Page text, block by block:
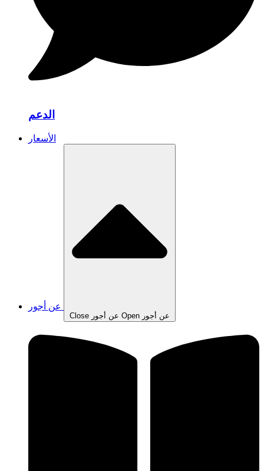
الدعم
الأسعار
Close عن أجور Open عن أجور